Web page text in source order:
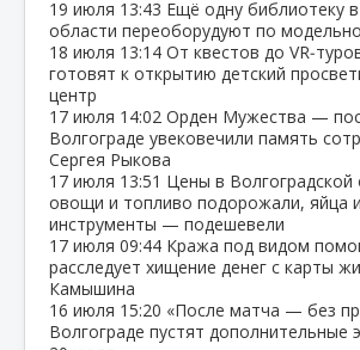
19 июля 13:43 Ещё одну библиотеку
области переоборудуют по
18 июля 13:14 От квестов до
готовят к открытию детский
центр
17 июля 14:02 Орден Мужества —
Волгограде увековечили память
Сергея Рыкова
17 июля 13:51 Цены в Волгоградской
овощи и топливо подорожали, яйца и
инструменты — подешевели
17 июля 09:44 Кража под видом
расследует хищение денег с карты
Камышина
16 июля 15:20 «После матча — без
Волгограде пустят дополнительные